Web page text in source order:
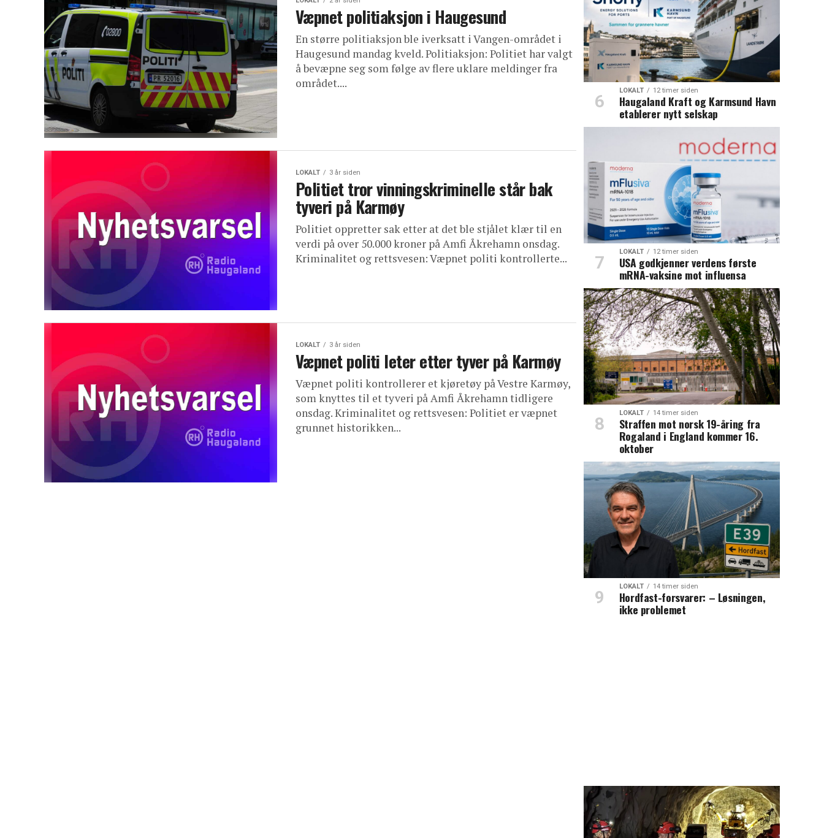
Væpnet politiaksjon i Haugesund
En større politiaksjon ble iverksatt i Vangen-området i
Haugesund mandag kveld. Politiaksjon: Politiet har valgt
å bevæpne seg som følge av flere uklare meldinger fra
området....
LOKALT 3 år siden
Politiet tror vinningskriminelle står bak
tyveri på Karmøy
Politiet oppretter sak etter at det ble stjålet klær til en
verdi på over 50.000 kroner på Amfi Åkrehamn onsdag.
Kriminalitet og rettsvesen: Væpnet politi kontrollerte...
LOKALT 3 år siden
Væpnet politi leter etter tyver på Karmøy
Væpnet politi kontrollerer et kjøretøy på Vestre Karmøy,
som knyttes til et tyveri på Amfi Åkrehamn tidligere
onsdag. Kriminalitet og rettsvesen: Politiet er væpnet
grunnet historikken...
LOKALT 12 timer siden
Haugaland Kraft og Karmsund Havn
etablerer nytt selskap
LOKALT 12 timer siden
USA godkjenner verdens første
mRNA-vaksine mot influensa
LOKALT 14 timer siden
Straffen mot norsk 19-åring fra
Rogaland i England kommer 16.
oktober
LOKALT 14 timer siden
Hordfast-forsvarer: – Løsningen,
ikke problemet